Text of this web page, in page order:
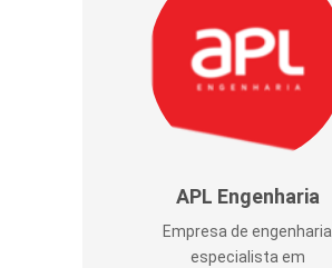
APL Engenharia
Empresa de engenharia
especialista em